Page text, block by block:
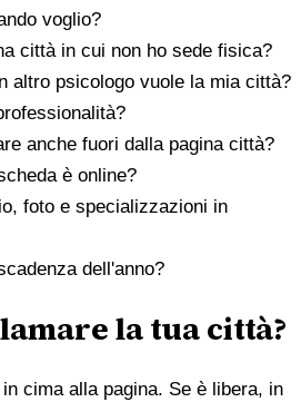
voglio?
città in cui non ho sede fisica?
altro psicologo vuole la mia città?
anche fuori dalla pagina città?
è online?
foto e specializzazioni in
dell'anno?
la tua città?
cima alla pagina. Se è libera, in